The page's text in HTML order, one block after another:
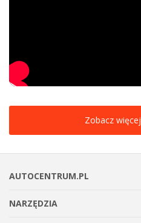
Zobacz więcej
AUTOCENTRUM.PL
NARZĘDZIA